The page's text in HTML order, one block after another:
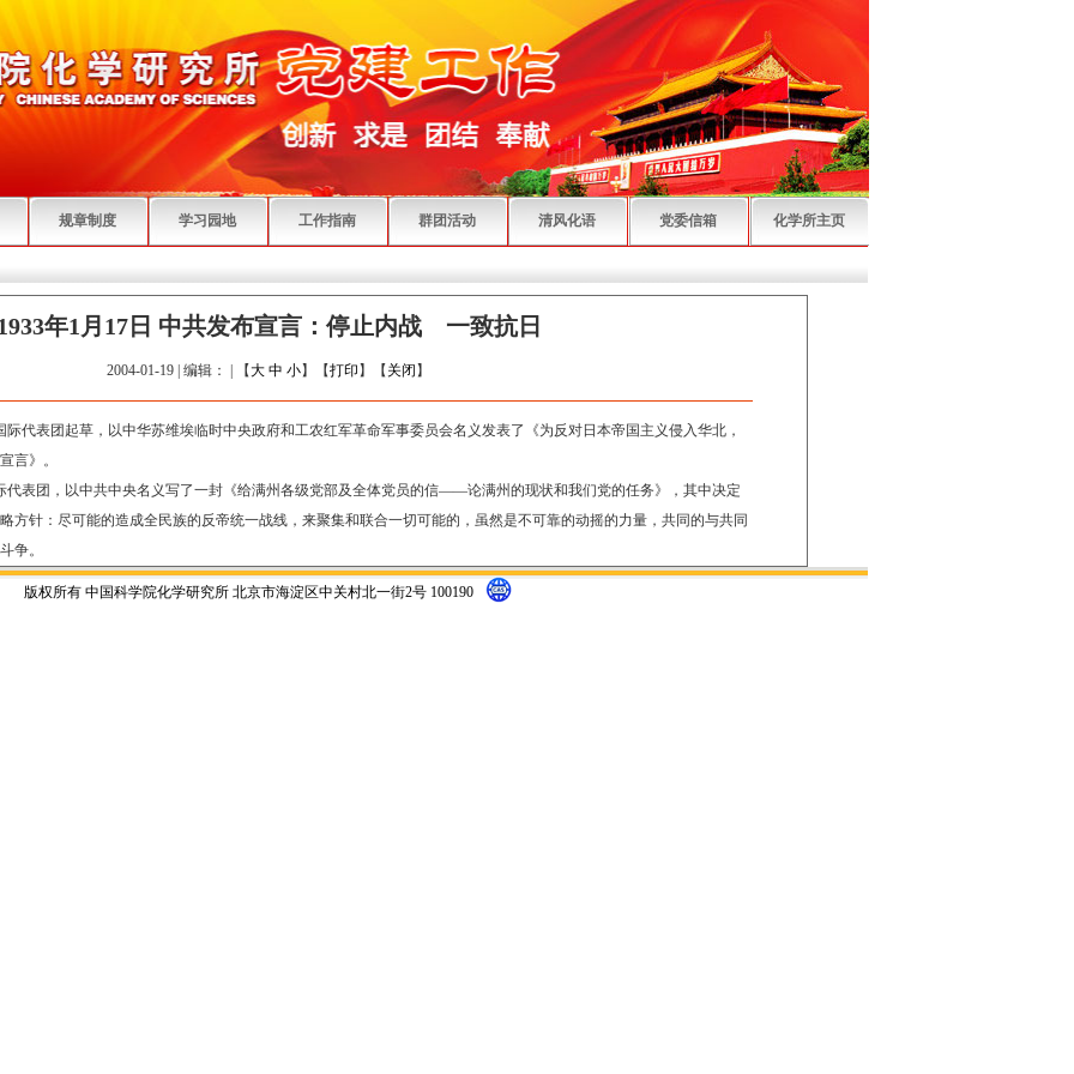
规章制度 学习园地 工作指南 群团活动 清风化语 党委信箱 化学所主页
年1月17日 中共发布宣言：停止内战 一致抗日
2004-01-19 | 编辑： | 【大 中 小】【打印 】【 关闭 】
代表团起草，以中华苏维埃临时中央政府和工农红军革命军事委员会名义发表了《为反对日本帝国主义侵入华北，
言》。
表团，以中共中央名义写了一封《给满州各级党部及全体党员的信——论满州的现状和我们党的任务》，其中决定
方针：尽可能的造成全民族的反帝统一战线，来聚集和联合一切可能的，虽然是不可靠的动摇的力量，共同的与共同
争。
版权所有 中国科学院化学研究所 北京市海淀区中关村北一街2号 100190